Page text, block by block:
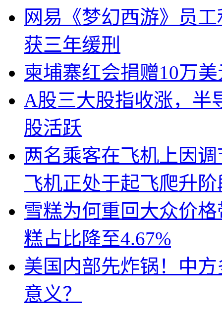
网易《梦幻西游》员
获三年缓刑
柬埔寨红会捐赠10万
A股三大股指收涨，半
股活跃
两名乘客在飞机上因
飞机正处于起飞爬升阶
雪糕为何重回大众价
糕占比降至4.67%
美国内部先炸锅！中
意义？